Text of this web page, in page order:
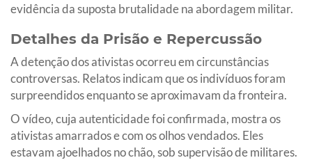
evidência da suposta brutalidade na abordagem militar.
Detalhes da Prisão e Repercussão
A detenção dos ativistas ocorreu em circunstâncias
controversas. Relatos indicam que os indivíduos foram
surpreendidos enquanto se aproximavam da fronteira.
O vídeo, cuja autenticidade foi confirmada, mostra os
ativistas amarrados e com os olhos vendados. Eles
estavam ajoelhados no chão, sob supervisão de militares.